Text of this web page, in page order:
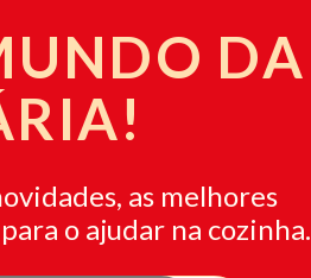
DA
as melhores
o ajudar na cozinha.